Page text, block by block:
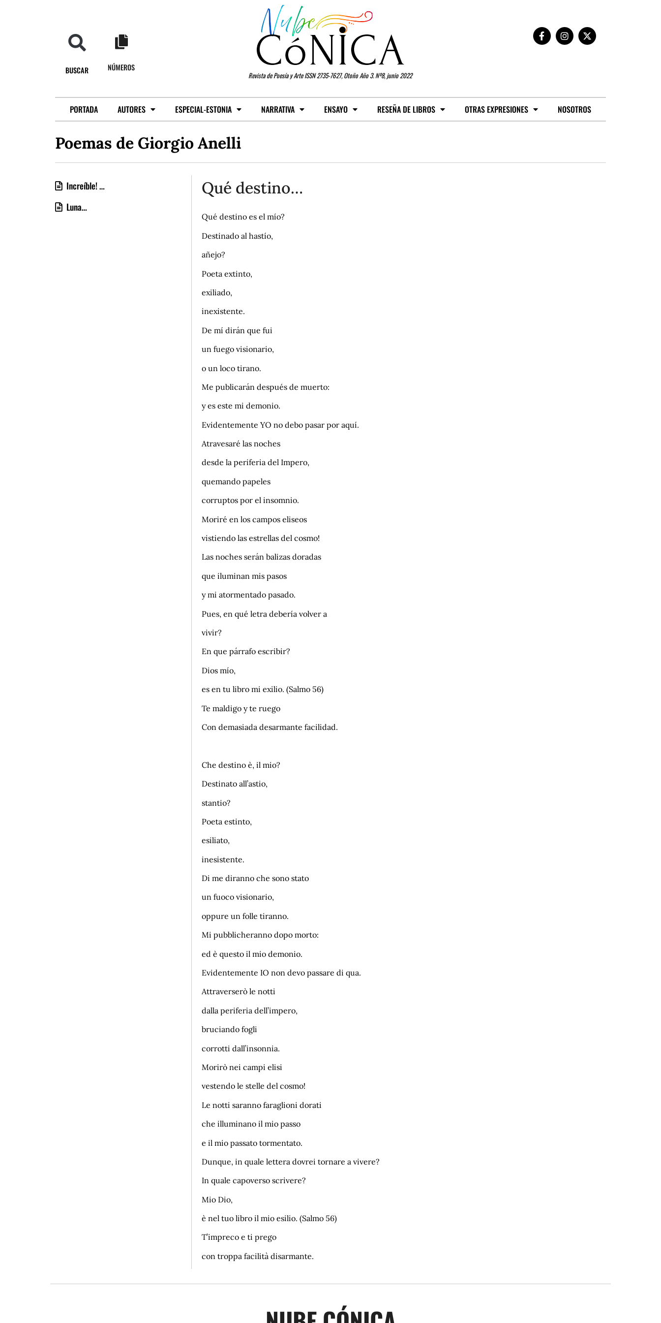
BUSCAR NÚMEROS
Revista de Poesía y Arte ISSN 2735-7627, Otoño Año 3. Nº8, junio 2022
PORTADA AUTORES ESPECIAL-ESTONIA NARRATIVA ENSAYO RESEÑA DE LIBROS OTRAS EXPRESIONES NOSOTROS
Poemas de Giorgio Anelli
Increíble! …
Luna…
Qué destino…
Qué destino es el mío?
Destinado al hastío,
añejo?
Poeta extinto,
exiliado,
inexistente.
De mí dirán que fui
un fuego visionario,
o un loco tirano.
Me publicarán después de muerto:
y es este mi demonio.
Evidentemente YO no debo pasar por aquí.
Atravesaré las noches
desde la periferia del Impero,
quemando papeles
corruptos por el insomnio.
Moriré en los campos eliseos
vistiendo las estrellas del cosmo!
Las noches serán balizas doradas
que iluminan mis pasos
y mi atormentado pasado.
Pues, en qué letra debería volver a
vivir?
En que párrafo escribir?
Dios mío,
es en tu libro mi exilio. (Salmo 56)
Te maldigo y te ruego
Con demasiada desarmante facilidad.
Che destino è, il mio?
Destinato all’astio,
stantio?
Poeta estinto,
esiliato,
inesistente.
Di me diranno che sono stato
un fuoco visionario,
oppure un folle tiranno.
Mi pubblicheranno dopo morto:
ed è questo il mio demonio.
Evidentemente IO non devo passare di qua.
Attraverserò le notti
dalla periferia dell’impero,
bruciando fogli
corrotti dall’insonnia.
Morirò nei campi elisi
vestendo le stelle del cosmo!
Le notti saranno faraglioni dorati
che illuminano il mio passo
e il mio passato tormentato.
Dunque, in quale lettera dovrei tornare a vivere?
In quale capoverso scrivere?
Mio Dio,
è nel tuo libro il mio esilio. (Salmo 56)
T’impreco e ti prego
con troppa facilità disarmante.